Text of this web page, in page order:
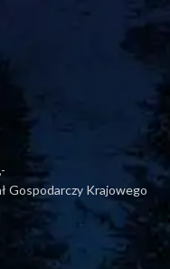
Gospodarczy Krajowego